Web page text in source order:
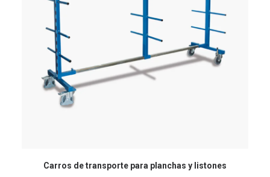
Carros de transporte para planchas y listones